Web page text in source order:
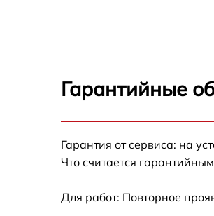
Замена дисплея Korting
69 IHP
Гарантийные
Гарантия от сервиса: на
Что считается
Для работ: Повторное